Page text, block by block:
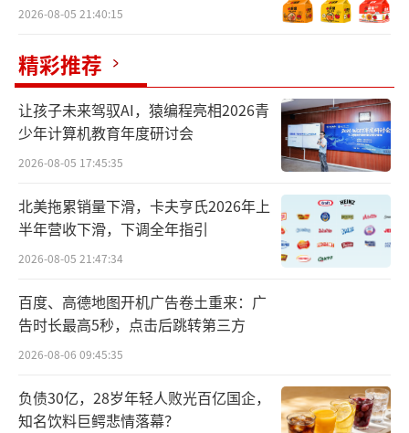
有的消费者称，“如果能再降点和某茶价
格对齐，就简直上天了。”并且，这个消费者
还希望“大杯做到23元。”当然也有消费者对
价格不敏感的表示：“每到机场必喝，无所谓
价格。”
有的消费者喜欢的产品没有降价：“馥芮
白没降价，鸳鸯拿铁也没降价，不如把美式也
降了。”
根据星巴克中国方面发布的消息，6月10日
起，星巴克三大品类：星冰乐、冰摇茶、茶拿
铁，共计数十款产品将集体推出全新夏日“心
动价”。以大杯为例，平均价格降幅达到5元左
右。顾客最低仅需23元。
2026-08-05 21:40:15
精彩推荐
让孩子未来驾驭AI，猿编程亮相2026青
少年计算机教育年度研讨会
2026-08-05 17:45:35
北美拖累销量下滑，卡夫亨氏2026年上
半年营收下滑，下调全年指引
2026-08-05 21:47:34
百度、高德地图开机广告卷土重来：广
告时长最高5秒，点击后跳转第三方
2026-08-06 09:45:35
负债30亿，28岁年轻人败光百亿国企，
知名饮料巨鳄悲情落幕？